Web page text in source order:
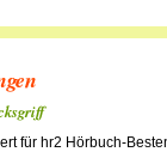
für hr2 Hörbuch-